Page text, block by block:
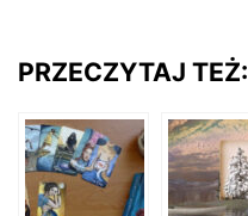
PRZECZYTAJ TEŻ: